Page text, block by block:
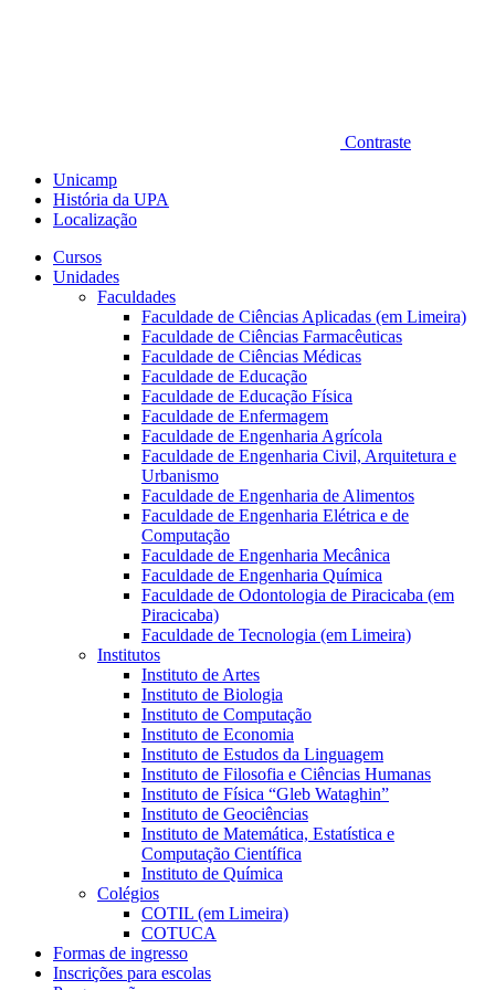
Contraste
Unicamp
História da UPA
Localização
Cursos
Unidades
Faculdades
Faculdade de Ciências Aplicadas (em Limeira)
Faculdade de Ciências Farmacêuticas
Faculdade de Ciências Médicas
Faculdade de Educação
Faculdade de Educação Física
Faculdade de Enfermagem
Faculdade de Engenharia Agrícola
Faculdade de Engenharia Civil, Arquitetura e
Urbanismo
Faculdade de Engenharia de Alimentos
Faculdade de Engenharia Elétrica e de
Computação
Faculdade de Engenharia Mecânica
Faculdade de Engenharia Química
Faculdade de Odontologia de Piracicaba (em
Piracicaba)
Faculdade de Tecnologia (em Limeira)
Institutos
Instituto de Artes
Instituto de Biologia
Instituto de Computação
Instituto de Economia
Instituto de Estudos da Linguagem
Instituto de Filosofia e Ciências Humanas
Instituto de Física “Gleb Wataghin”
Instituto de Geociências
Instituto de Matemática, Estatística e
Computação Científica
Instituto de Química
Colégios
COTIL (em Limeira)
COTUCA
Formas de ingresso
Inscrições para escolas